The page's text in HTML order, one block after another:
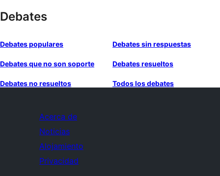
Debates
Debates populares Debates sin respuestas
Debates que no son soporte Debates resueltos
Debates no resueltos Todos los debates
Acerca de
Noticias
Alojamiento
Privacidad